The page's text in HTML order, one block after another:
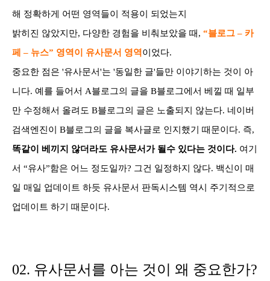
해 정확하게 어떤 영역들이 적용이 되었는지
밝히진 않았지만, 다양한 경험을 비춰보았을 때, “블로그– 카
페 – 뉴스” 영역이 유사문서 영역이었다.
중요한 점은 '유사문서'는 '동일한 글'들만 이야기하는 것이 아
니다. 예를 들어서 A블로그의 글을 B블로그에서 베낄 때 일부
만 수정해서 올려도 B블로그의 글은 노출되지 않는다. 네이버
검색엔진이 B블로그의 글을 복사글로 인지했기 때문이다. 즉,
똑같이 베끼지 않더라도 유사문서가 될수 있다는 것이다. 여기
서 “유사”함은 어느 정도일까? 그건 일정하지 않다. 백신이 매
일 매일 업데이트 하듯 유사문서 판독시스템 역시 주기적으로
업데이트 하기 때문이다.
02. 유사문서를 아는 것이 왜 중요한가?